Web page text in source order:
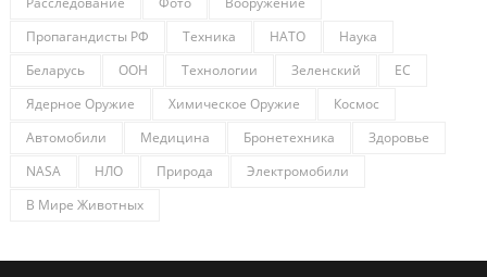
Пропагандисты РФ
Техника НАТО
Наука
Беларусь
ООН Технологии Зеленский
ЕС
Ядерное Оружие
Химическое Оружие
Космос
Автомобили
Медицина Бронетехника
Здоровье
NASA
НЛО Природа
Электромобили
В Мире Животных